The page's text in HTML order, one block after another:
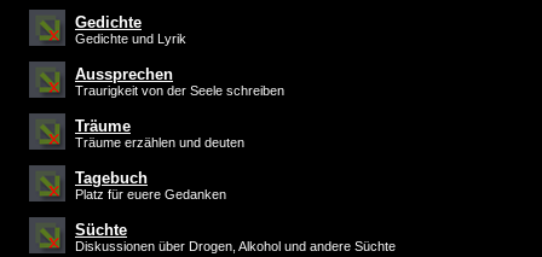
Gedichte
Gedichte und Lyrik
Aussprechen
Traurigkeit von der Seele schreiben
Träume
Träume erzählen und deuten
Tagebuch
Platz für euere Gedanken
Süchte
Diskussionen über Drogen, Alkohol und andere Süchte